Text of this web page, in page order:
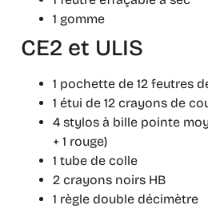
1 gomme
CE2 et ULIS
1 pochette de 12 feutres
1 étui de 12 crayons de
4 stylos à bille pointe
+ 1 rouge)
1 tube de colle
2 crayons noirs HB
1 règle double décimètre